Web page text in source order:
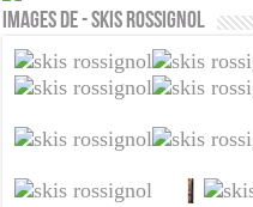
Images de - Skis rossignol